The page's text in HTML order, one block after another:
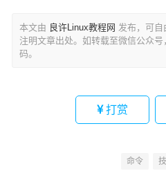
本文由 良许Linux教程网 发布，可自
注明文章出处。如转载至微信公众
码。
打赏
命令